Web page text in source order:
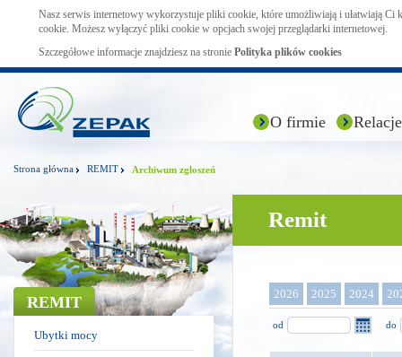
Nasz serwis internetowy wykorzystuje pliki cookie, które umożliwiają i ułatwiają Ci
cookie. Możesz wyłączyć pliki cookie w opcjach swojej przeglądarki internetowej.
Szczegółowe informacje znajdziesz na stronie Polityka plików cookies
O firmie
Strona główna REMIT Archiwum zgłoszeń
REMIT
Ubytki mocy
Remit
2026 2025 2024
od do